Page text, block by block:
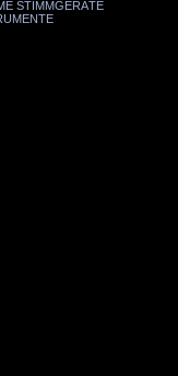
STIMMGERÄTE